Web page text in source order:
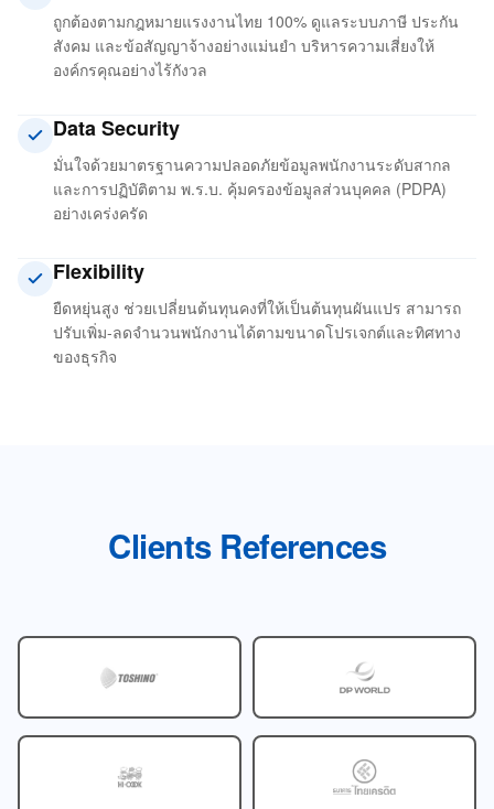
ถูกต้องตามกฎหมายแรงงานไทย 100% ดูแลระบบภาษี ประกัน
สังคม และข้อสัญญาจ้างอย่างแม่นยำ บริหารความเสี่ยงให้
องค์กรคุณอย่างไร้กังวล
Data Security
มั่นใจด้วยมาตรฐานความปลอดภัยข้อมูลพนักงานระดับสากล
และการปฏิบัติตาม พ.ร.บ. คุ้มครองข้อมูลส่วนบุคคล (PDPA)
อย่างเคร่งครัด
Flexibility
ยืดหยุ่นสูง ช่วยเปลี่ยนต้นทุนคงที่ให้เป็นต้นทุนผันแปร สามารถ
ปรับเพิ่ม-ลดจำนวนพนักงานได้ตามขนาดโปรเจกต์และทิศทาง
ของธุรกิจ
Clients References